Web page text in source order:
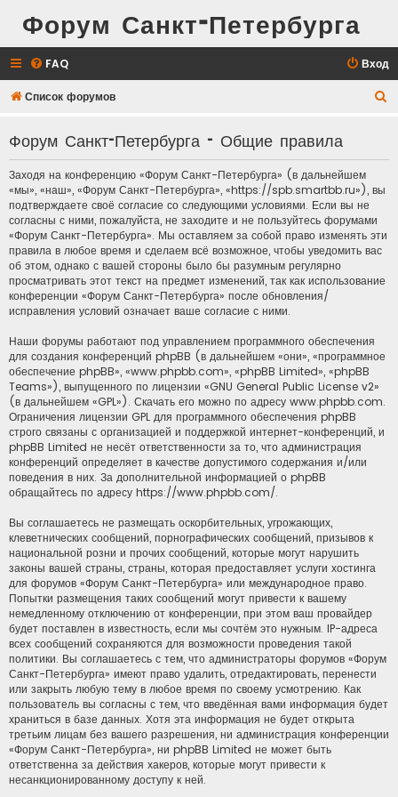
Форум Санкт-Петербурга
FAQ Вход
Список форумов
с
Форум Санкт-Петербурга - Общие правила
Заходя на конференцию «Форум Санкт-Петербурга» (в дальнейшем
«мы», «наш», «Форум Санкт-Петербурга», «https://spb.smartbb.ru»), вы
подтверждаете своё согласие со следующими условиями. Если вы не
согласны с ними, пожалуйста, не заходите и не пользуйтесь форумами
«Форум Санкт-Петербурга». Мы оставляем за собой право изменять эти
правила в любое время и сделаем всё возможное, чтобы уведомить вас
об этом, однако с вашей стороны было бы разумным регулярно
просматривать этот текст на предмет изменений, так как использование
конференции «Форум Санкт-Петербурга» после обновления/
исправления условий означает ваше согласие с ними.
Наши форумы работают под управлением программного обеспечения
для создания конференций phpBB (в дальнейшем «они», «программное
обеспечение phpBB», «www.phpbb.com», «phpBB Limited», «phpBB
Teams»), выпущенного по лицензии «GNU General Public License v2»
(в дальнейшем «GPL»). Скачать его можно по адресу www.phpbb.com.
Ограничения лицензии GPL для программного обеспечения phpBB
строго связаны с организацией и поддержкой интернет-конференций, и
phpBB Limited не несёт ответственности за то, что администрация
конференций определяет в качестве допустимого содержания и/или
поведения в них. За дополнительной информацией о phpBB
обращайтесь по адресу https://www.phpbb.com/.
Вы соглашаетесь не размещать оскорбительных, угрожающих,
клеветнических сообщений, порнографических сообщений, призывов к
национальной розни и прочих сообщений, которые могут нарушить
законы вашей страны, страны, которая предоставляет услуги хостинга
для форумов «Форум Санкт-Петербурга» или международное право.
Попытки размещения таких сообщений могут привести к вашему
немедленному отключению от конференции, при этом ваш провайдер
будет поставлен в известность, если мы сочтём это нужным. IP-адреса
всех сообщений сохраняются для возможности проведения такой
политики. Вы соглашаетесь с тем, что администраторы форумов «Форум
Санкт-Петербурга» имеют право удалить, отредактировать, перенести
или закрыть любую тему в любое время по своему усмотрению. Как
пользователь вы согласны с тем, что введённая вами информация будет
храниться в базе данных. Хотя эта информация не будет открыта
третьим лицам без вашего разрешения, ни администрация конференции
«Форум Санкт-Петербурга», ни phpBB Limited не может быть
ответственна за действия хакеров, которые могут привести к
несанкционированному доступу к ней.